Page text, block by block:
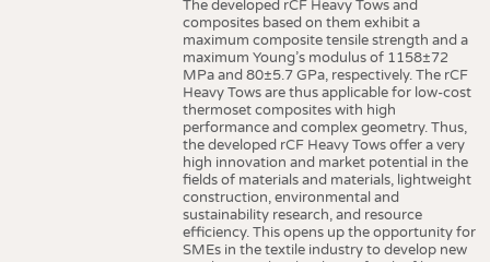
The developed rCF Heavy Tows and
composites based on them exhibit a
maximum composite tensile strength and a
maximum Young’s modulus of 1158±72
MPa and 80±5.7 GPa, respectively. The rCF
Heavy Tows are thus applicable for low-cost
thermoset composites with high
performance and complex geometry. Thus,
the developed rCF Heavy Tows offer a very
high innovation and market potential in the
fields of materials and materials, lightweight
construction, environmental and
sustainability research, and resource
efficiency. This opens up the opportunity for
SMEs in the textile industry to develop new